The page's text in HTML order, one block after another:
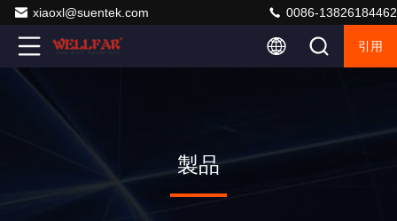
xiaoxl@suentek.com 0086-13826184462
引用
製品